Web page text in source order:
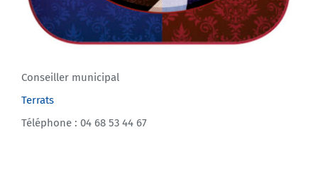
Conseiller municipal
Terrats
Téléphone : 04 68 53 44 67